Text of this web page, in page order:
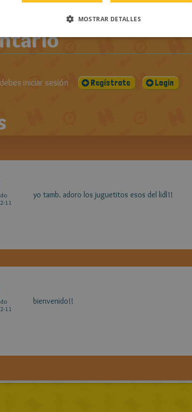
iniciar sesión Regístrate Login
11
yo tamb. adoro los juguetitos esos del lidl!!
11
bienvenido!!
MOSTRAR DETALLES